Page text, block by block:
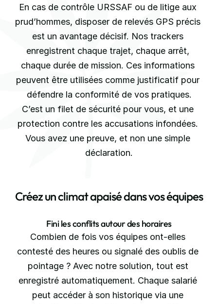
En cas de contrôle URSSAF ou de litige aux
prud’hommes, disposer de relevés GPS précis
est un avantage décisif. Nos trackers
enregistrent chaque trajet, chaque arrêt,
chaque durée de mission. Ces informations
peuvent être utilisées comme justificatif pour
défendre la conformité de vos pratiques.
C’est un filet de sécurité pour vous, et une
protection contre les accusations infondées.
Vous avez une preuve, et non une simple
déclaration.
Créez un climat apaisé dans vos équipes
Fini les conflits autour des horaires
Combien de fois vos équipes ont-elles
contesté des heures ou signalé des oublis de
pointage ? Avec notre solution, tout est
enregistré automatiquement. Chaque salarié
peut accéder à son historique via une